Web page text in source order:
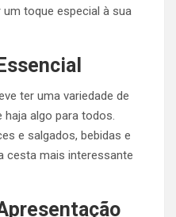
toque especial à sua
ter uma variedade de
haja algo para todos.
e salgados, bebidas e
cesta mais interessante